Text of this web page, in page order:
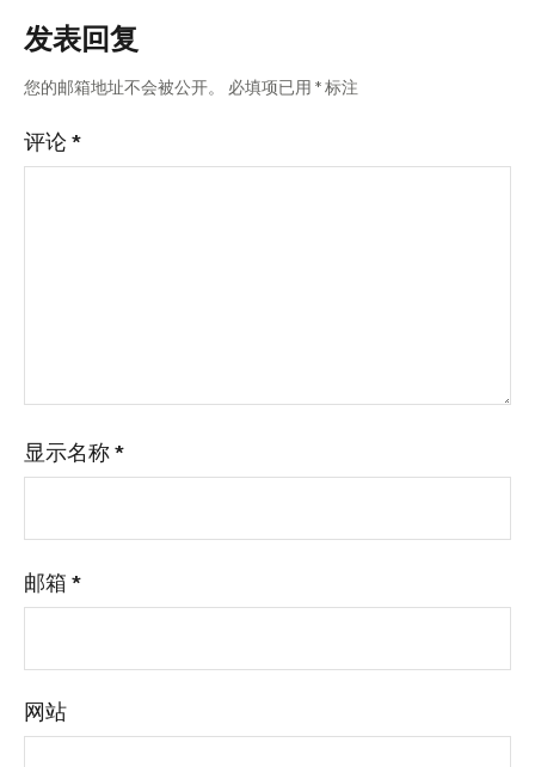
发表回复
您的邮箱地址不会被公开。 必填项已用 *标注
评论*
显示名称*
邮箱*
网站